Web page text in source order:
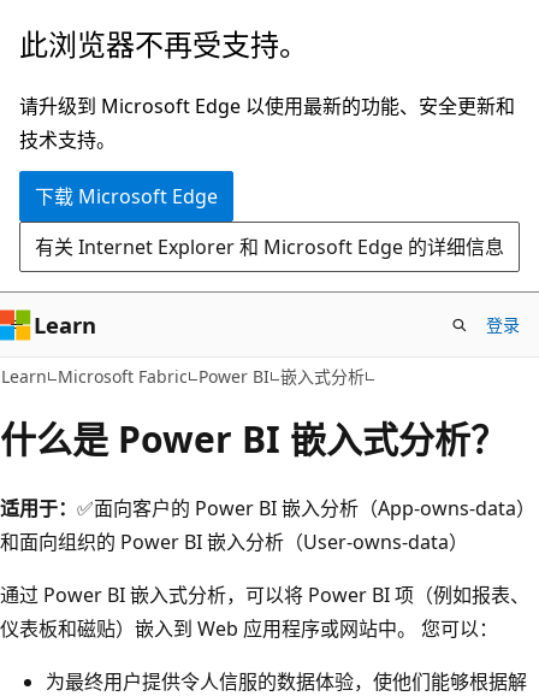
跳
主
要
内
此浏览器不再受支持。
请升级到 Microsoft Edge 以使用最新的功能、安全更新和
技术支持。
下载 Microsoft Edge
有关 Internet Explorer 和 Microsoft Edge 的详细信息
Learn 登录
Learn Microsoft Fabric Power BI 嵌入式分析
什么是 Power BI 嵌入式分析？
适用于： ✅面向客户的 Power BI 嵌入分析（App-owns-data）
和面向组织的 Power BI 嵌入分析（User-owns-data）
通过 Power BI 嵌入式分析，可以将 Power BI 项（例如报表、
仪表板和磁贴）嵌入到 Web 应用程序或网站中。 您可以：
为最终用户提供令人信服的数据体验，使他们能够根据解